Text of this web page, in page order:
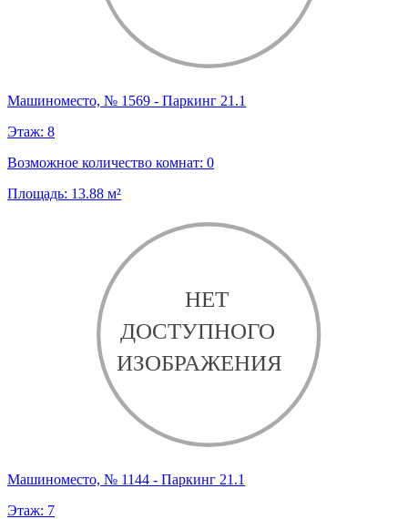
Машиноместо, № 1569 - Паркинг 21.1
Этаж: 8
Возможное количество комнат: 0
Площадь: 13.88 м²
Машиноместо, № 1144 - Паркинг 21.1
Этаж: 7